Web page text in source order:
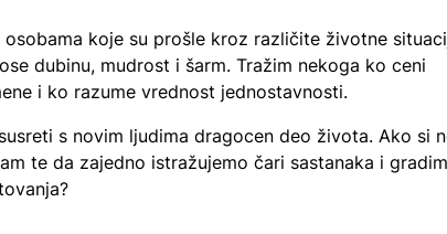
koje su prošle kroz različite životne
dubinu, mudrost i šarm. Tražim nekoga ko ceni
i ko razume vrednost jednostavnosti.
s novim ljudima dragocen deo života. Ako si
te da zajedno istražujemo čari sastanaka i